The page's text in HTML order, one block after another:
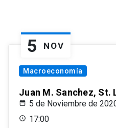
5 NOV
Macroeconomía
Juan M. Sanchez, St.
5 de Noviembre de
17:00